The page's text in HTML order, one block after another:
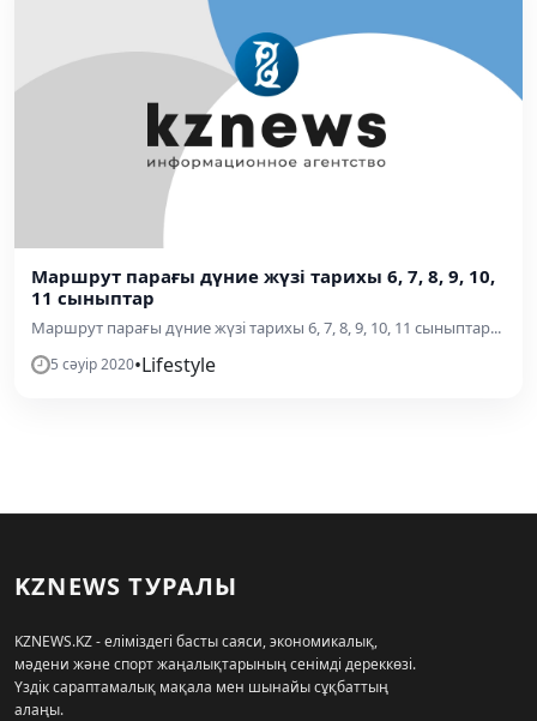
Mаршрут парағы дүние жүзі тарихы 6, 7, 8, 9, 10,
11 сыныптар
Mаршрут парағы дүние жүзі тарихы 6, 7, 8, 9, 10, 11 сыныптар...
5 сәуір 2020•Lifestyle
KZNEWS ТУРАЛЫ
KZNEWS.KZ - еліміздегі басты саяси, экономикалық,
мәдени және спорт жаңалықтарының сенімді дереккөзі.
Үздік сараптамалық мақала мен шынайы сұқбаттың
алаңы.